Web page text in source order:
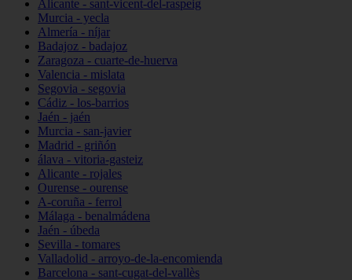
Alicante - sant-vicent-del-raspeig
Murcia - yecla
Almería - níjar
Badajoz - badajoz
Zaragoza - cuarte-de-huerva
Valencia - mislata
Segovia - segovia
Cádiz - los-barrios
Jaén - jaén
Murcia - san-javier
Madrid - griñón
álava - vitoria-gasteiz
Alicante - rojales
Ourense - ourense
A-coruña - ferrol
Málaga - benalmádena
Jaén - úbeda
Sevilla - tomares
Valladolid - arroyo-de-la-encomienda
Barcelona - sant-cugat-del-vallès